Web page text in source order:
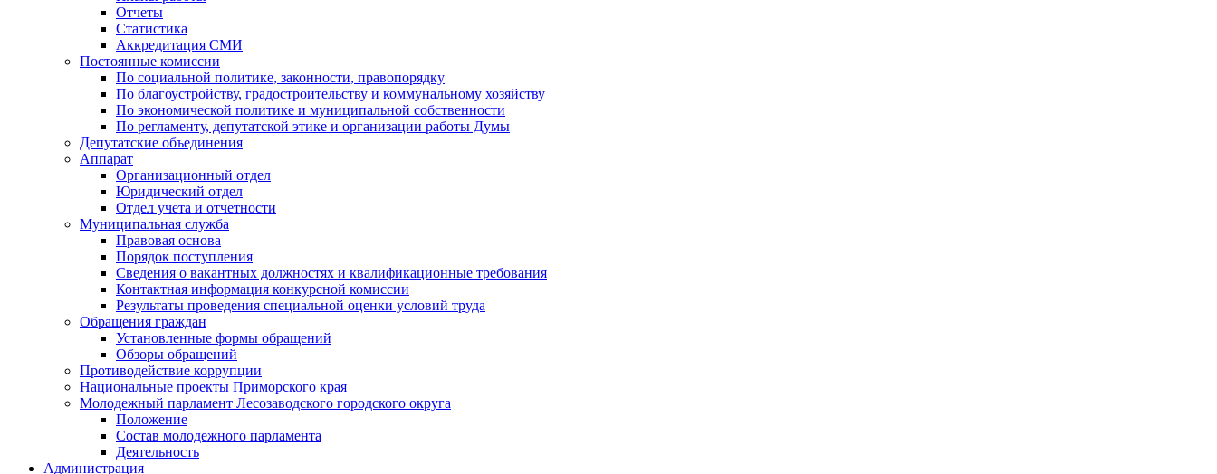
Отчеты
Статистика
Аккредитация СМИ
Постоянные комиссии
По социальной политике, законности, правопорядку
По благоустройству, градостроительству и коммунальному хозяйству
По экономической политике и муниципальной собственности
По регламенту, депутатской этике и организации работы Думы
Депутатские объединения
Аппарат
Организационный отдел
Юридический отдел
Отдел учета и отчетности
Муниципальная служба
Правовая основа
Порядок поступления
Сведения о вакантных должностях и квалификационные требования
Контактная информация конкурсной комиссии
Результаты проведения специальной оценки условий труда
Обращения граждан
Установленные формы обращений
Обзоры обращений
Противодействие коррупции
Национальные проекты Приморского края
Молодежный парламент Лесозаводского городского округа
Положение
Состав молодежного парламента
Деятельность
Администрация